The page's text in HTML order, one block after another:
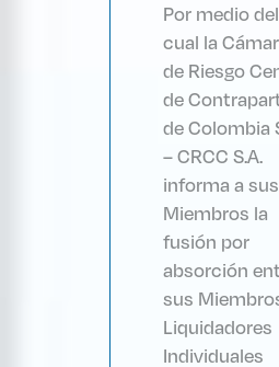
Por medio del
cual la
de Riesgo
de
de Colombia
– CRCC S.A.
informa a sus
Miembros la
fusión por
absorción
sus
Liquidadores
Individuales